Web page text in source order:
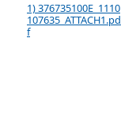
1) 376735100E_1110
107635_ATTACH1.pd
f